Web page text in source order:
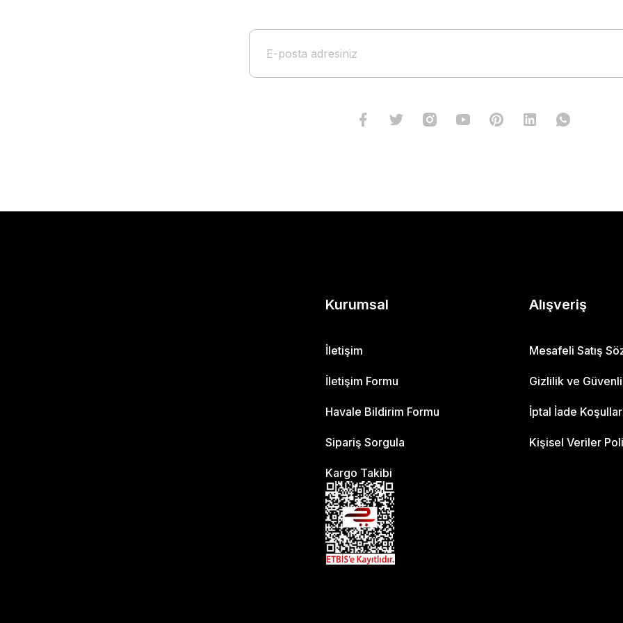
Kurumsal
İletişim
İletişim Formu
Havale Bildirim Formu
Sipariş Sorgula
Kargo Takibi
Alışveriş
Mesafeli Satış
Gizlilik ve
İptal İade
Kişisel Veriler